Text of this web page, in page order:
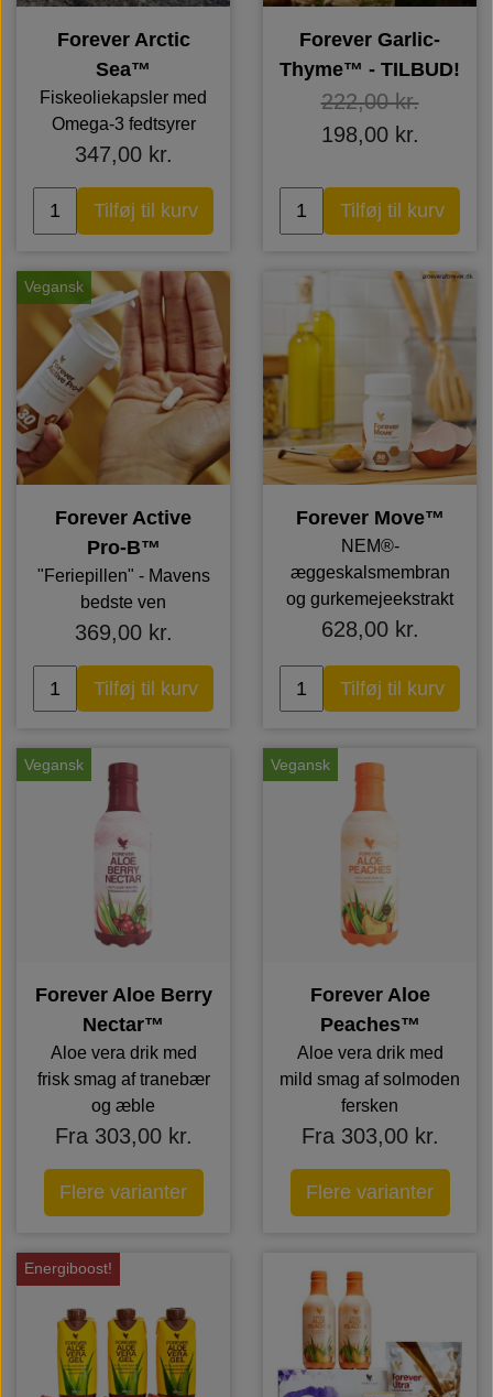
Forever Arctic
Sea™
Fiskeoliekapsler med
Omega-3 fedtsyrer
347,00 kr.
Tilføj til kurv
Forever Garlic-
Thyme™ - TILBUD!
222,00 kr.
198,00 kr.
Tilføj til kurv
Vegansk
Forever Active
Pro-B™
"Feriepillen" - Mavens
bedste ven
369,00 kr.
Tilføj til kurv
Forever Move™
NEM®-
æggeskalsmembran
og gurkemejeekstrakt
628,00 kr.
Tilføj til kurv
Vegansk
Forever Aloe Berry
Nectar™
Aloe vera drik med
frisk smag af tranebær
og æble
Fra 303,00 kr.
Flere varianter
Vegansk
Forever Aloe
Peaches™
Aloe vera drik med
mild smag af solmoden
fersken
Fra 303,00 kr.
Flere varianter
Energiboost!